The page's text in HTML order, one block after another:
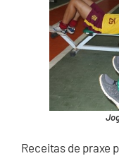
Receitas de praxe